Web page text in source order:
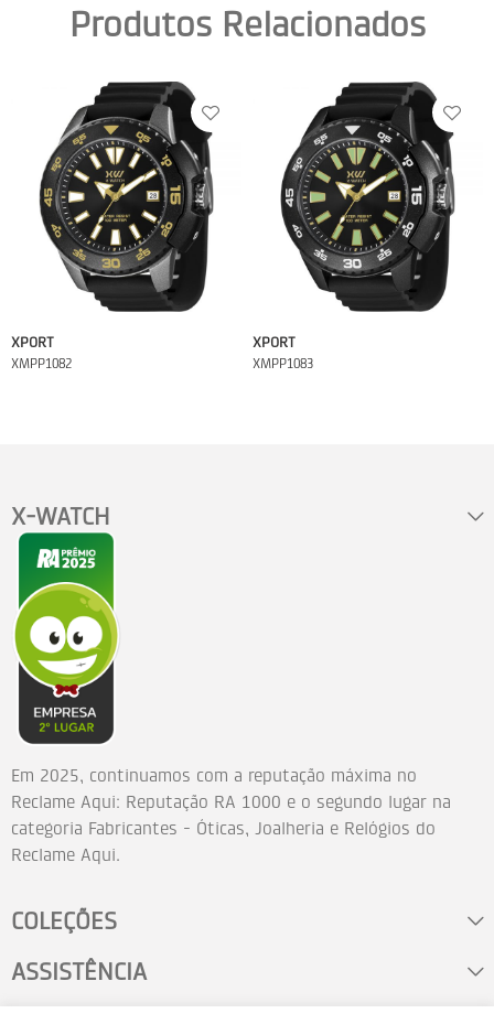
Produtos Relacionados
XPORT
XMPP1082
XPORT
XMPP1083
X-WATCH
Em 2025, continuamos com a reputação máxima no
Reclame Aqui: Reputação RA 1000 e o segundo lugar na
categoria Fabricantes - Óticas, Joalheria e Relógios do
Reclame Aqui.
COLEÇÕES
ASSISTÊNCIA